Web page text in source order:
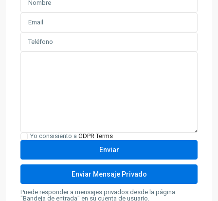
Yo consisiento a GDPR Terms
Puede responder a mensajes privados desde la página
"Bandeja de entrada" en su cuenta de usuario.